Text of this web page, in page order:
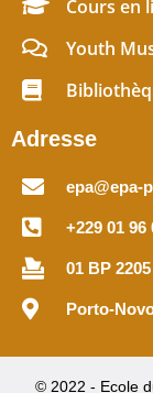
Cours en
Youth
Adresse
epa@epa-
+229 01 96
01 BP
Porto-
© 2022 - Ecole